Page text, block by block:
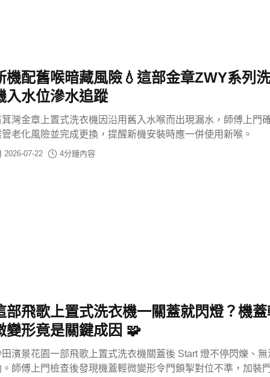
機配舊喉暗藏風險💧這部金章ZWY系列
入水位滲水追蹤
箕灣金章上置式洗衣機因沿用舊入水喉而出現漏水，師傅上門
管老化風險並完成更換，提醒新機安裝時應一併使用新喉。
2026-07-22 4分鐘內容
部飛歌上置式洗衣機一關蓋就閃燈？機蓋
變形竟是關鍵成因 🧩
田濱景花園一部飛歌上置式洗衣機關蓋後 Start 燈不停閃爍、無
。師傅上門檢查後發現機蓋輕微變形令門鎖掣對位不準，加裝